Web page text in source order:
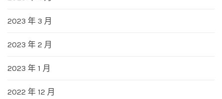
2023 年 3 月
2023 年 2 月
2023 年 1 月
2022 年 12 月